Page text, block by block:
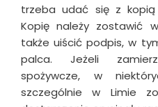
trzeba udać się z kopią
Kopię należy zostawić
także uiścić podpis, w
palca. Jeżeli
spożywcze, w
szczególnie w Limie